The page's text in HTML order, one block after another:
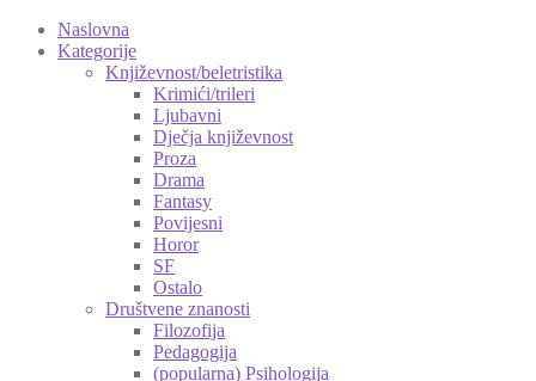
Naslovna
Kategorije
Književnost/beletristika
Krimići/trileri
Ljubavni
Dječja književnost
Proza
Drama
Fantasy
Povijesni
Horor
SF
Ostalo
Društvene znanosti
Filozofija
Pedagogija
(popularna) Psihologija